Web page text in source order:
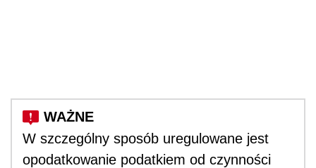
W szczególny sposób uregulowane jest
opodatkowanie podatkiem od czynności